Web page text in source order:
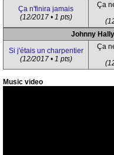
Ça n'finira jamais
(12/2017 • 1 pts)
Ça
Johnny
Si j'étais un charpentier
(12/2017 • 1 pts)
Ça
Music video